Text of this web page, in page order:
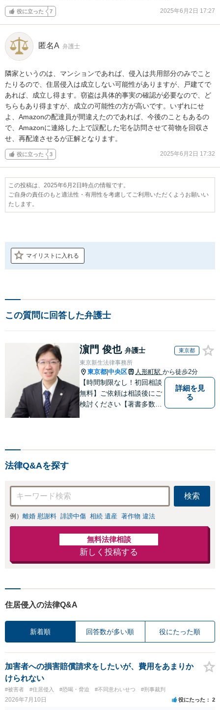
役に立った 7 2025年6月2日 17:27
匿名A 弁護士
隣家というのは、マンションであれば、侵入は共用部分のみでこと
たりるので、住居侵入は成立しない可能性がありますが、戸建てで
あれば、成立し得ます。窃盗は具体的事実の確認が必要なので、ど
ちらもあり得ますが、成立の可能性の方が高いです。いずれにせ
よ、Amazonの配達員が間違えたのであれば、今後のこともあるの
で、Amazonに連絡した上で誤配した宅を訪問させて荷物を回収さ
せ、再配達させるが正解となります。
役に立った 3 2025年6月2日 17:32
この投稿は、2025年6月2日時点の情報です。
ご自身の責任のもと適法性・有用性を考慮してご利用いただくようお願いい
たします。
マイリストに入れる
この質問に回答した弁護士
濵門 俊也 弁護士 東京都
東京新生法律事務所
東京都 中央区 人形町駅 から徒歩2分
【時間制限なし！初回相談
無料】ご依頼は相談後にご
検討ください【著書多数】
詳細を見
る
法律Q&Aを探す
検索
例） 離婚 慰謝料 誹謗中傷 相続 遺産 著作物 違法
無料法律相談
新しく投稿する
住居侵入の法律Q&A
新着順 回答数が多い順 役にたった順
加害者への損害賠償請求をしたいが、費用をあまりか
けられない
#被害者 #住居侵入 #恐喝・脅迫 #不同意わいせつ #刑事裁判
2026年7月10日 役にたった 2